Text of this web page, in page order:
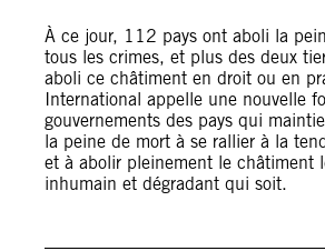
À ce jour, 112 pays ont aboli la
tous les crimes, et plus des deux
aboli ce châtiment en droit ou en
International appelle une nouvelle
gouvernements des pays qui
la peine de mort à se rallier à la
et à abolir pleinement le châtiment
inhumain et dégradant qui soit.